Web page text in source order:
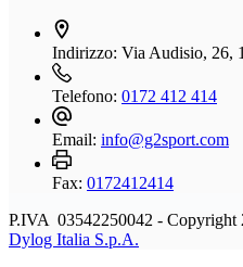
Indirizzo: Via Audisio, 26,
Telefono: 0172 412 414
Email: info@g2sport.com
Fax: 0172412414
P.IVA 03542250042 - Copyright
Dylog Italia S.p.A.